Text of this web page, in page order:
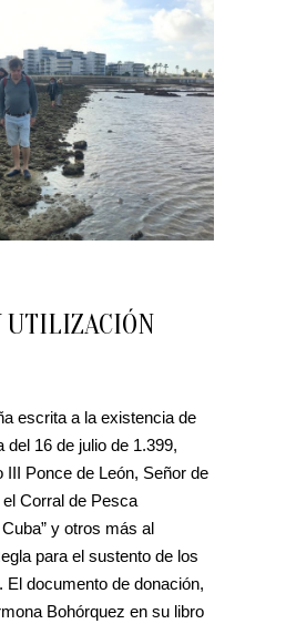
UTILIZACIÓN
escrita a la existencia de
del 16 de julio de 1.399,
III Ponce de León, Señor de
Corral de Pesca
y otros más al
para el sustento de los
El documento de donación,
Bohórquez en su libro